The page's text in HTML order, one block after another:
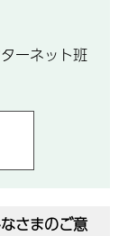
ーネット班
さまのご意